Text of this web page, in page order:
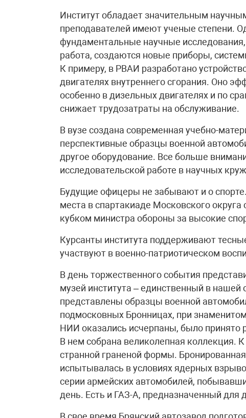
Институт обладает значительным
преподавателей имеют ученые степени.
фундаментальные научные
работа, создаются новые приборы,
К примеру, в РВАИ разработано
двигателях внутреннего сгорания. Оно
особенно в дизельных двигателях и по
снижает трудозатраты на обслуживание.
В вузе создана современная учебно-
перспективные образцы военной
другое оборудование. Все больше
исследовательской работе в научных
Будущие офицеры не забывают и о
места в спартакиаде Московского
кубком министра обороны за высокие
Курсанты института поддерживают
участвуют в военно-патриотическом
В день торжественного события
музей института – единственный в
представлены образцы военной
подмосковных Бронницах, при
НИИ оказались исчерпаны, было принято
В нем собрана великолепная коллекция.
странной граненой формы.
испытывалась в условиях ядерных
серии армейских автомобилей,
день. Есть и ГАЗ-А, предназначенный для